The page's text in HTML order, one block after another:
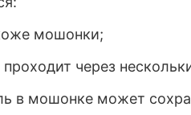
мошонки;
через
в мошонке может